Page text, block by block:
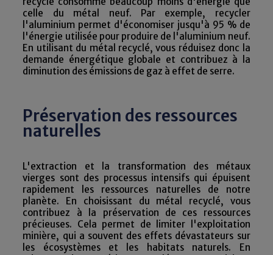
celle du métal neuf. Par exemple, recycler
l'aluminium permet d'économiser jusqu'à 95 % de
l'énergie utilisée pour produire de l'aluminium neuf.
En utilisant du métal recyclé, vous réduisez donc la
demande énergétique globale et contribuez à la
diminution des émissions de gaz à effet de serre.
Préservation des ressources
naturelles
L'extraction et la transformation des métaux
vierges sont des processus intensifs qui épuisent
rapidement les ressources naturelles de notre
planète. En choisissant du métal recyclé, vous
contribuez à la préservation de ces ressources
précieuses. Cela permet de limiter l'exploitation
minière, qui a souvent des effets dévastateurs sur
les écosystèmes et les habitats naturels. En